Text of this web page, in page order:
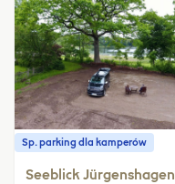
Sp. parking dla kamperów
Seeblick Jürgenshagen